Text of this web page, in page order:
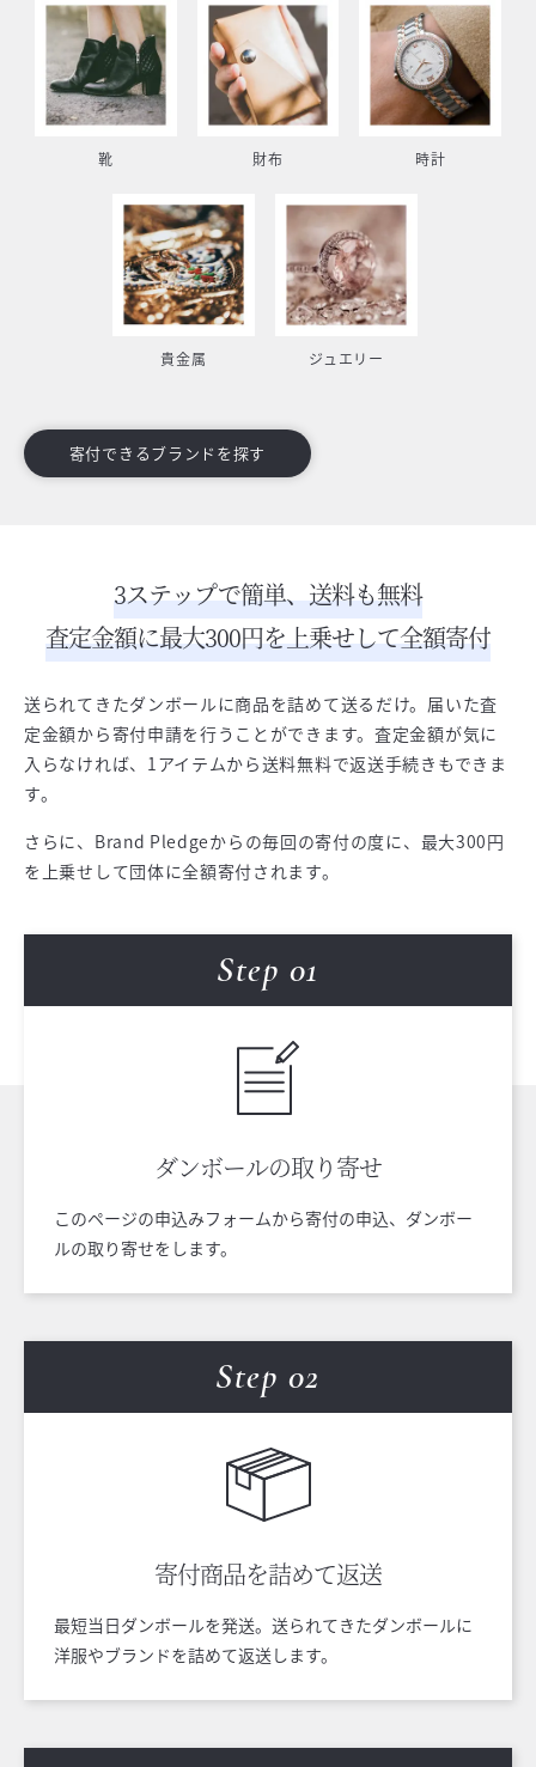
靴 財布 時計
貴金属 ジュエリー
寄付できるブランドを探す
3ステップで簡単、送料も無料
査定金額に最大300円を上乗せして全額寄付
送られてきたダンボールに商品を詰めて送るだけ。届いた査
定金額から寄付申請を行うことができます。査定金額が気に
入らなければ、1アイテムから送料無料で返送手続きもできま
す。
さらに、Brand Pledgeからの毎回の寄付の度に、最大300円
を上乗せして団体に全額寄付されます。
Step 01
ダンボールの取り寄せ
このページの申込みフォームから寄付の申込、ダンボー
ルの取り寄せをします。
Step 02
寄付商品を詰めて返送
最短当日ダンボールを発送。送られてきたダンボールに
洋服やブランドを詰めて返送します。